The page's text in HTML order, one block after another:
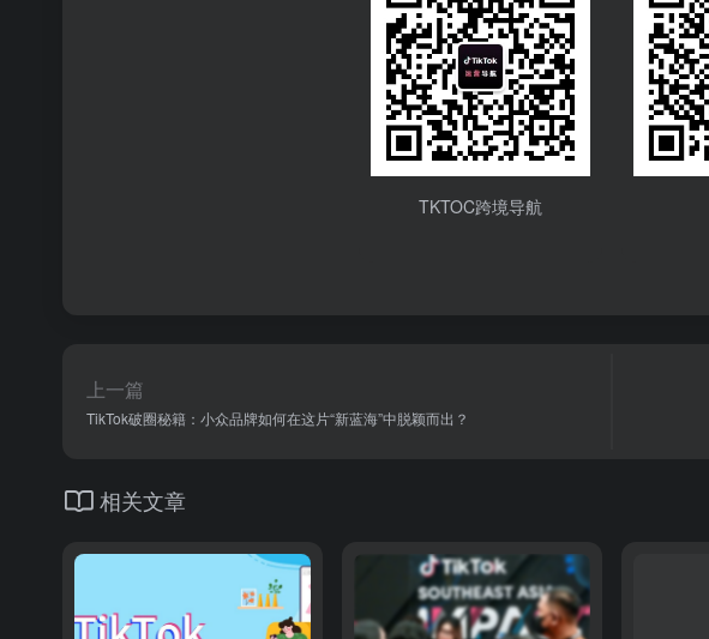
TKTOC跨境导航
上一篇
TikTok破圈秘籍：小众品牌如何在这片“新蓝海”中脱颖而出？
相关文章